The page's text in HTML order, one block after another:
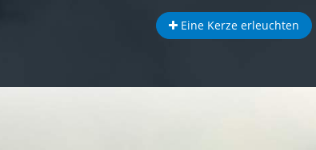
Eine Kerze erleuchten